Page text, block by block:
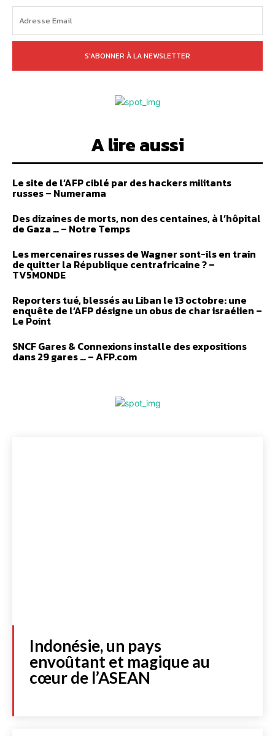
S'ABONNER À LA NEWSLETTER
A lire aussi
Le site de l’AFP ciblé par des hackers militants
russes – Numerama
Des dizaines de morts, non des centaines, à l’hôpital
de Gaza … – Notre Temps
Les mercenaires russes de Wagner sont-ils en train
de quitter la République centrafricaine ? –
TV5MONDE
Reporters tué, blessés au Liban le 13 octobre: une
enquête de l’AFP désigne un obus de char israélien –
Le Point
SNCF Gares & Connexions installe des expositions
dans 29 gares … – AFP.com
Indonésie, un pays
envoûtant et magique au
cœur de l’ASEAN